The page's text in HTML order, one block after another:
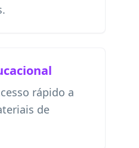
rápido a
de